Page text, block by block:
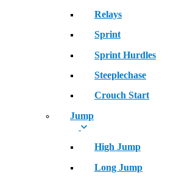
Relays
Sprint
Sprint Hurdles
Steeplechase
Crouch Start
Jump
High Jump
Long Jump